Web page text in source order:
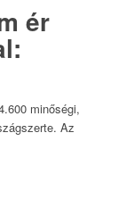
ér
minőségi,
Az